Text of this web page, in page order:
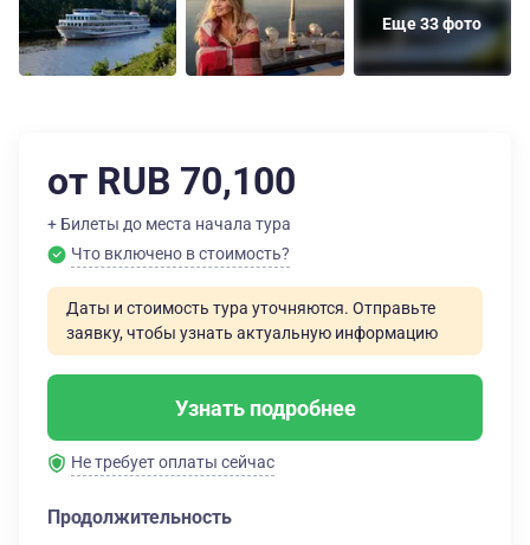
Еще 33 фото
от RUB 70,100
+ Билеты до места начала тура
Что включено в стоимость?
Даты и стоимость тура уточняются. Отправьте
заявку, чтобы узнать актуальную информацию
Узнать подробнее
Не требует оплаты сейчас
Продолжительность